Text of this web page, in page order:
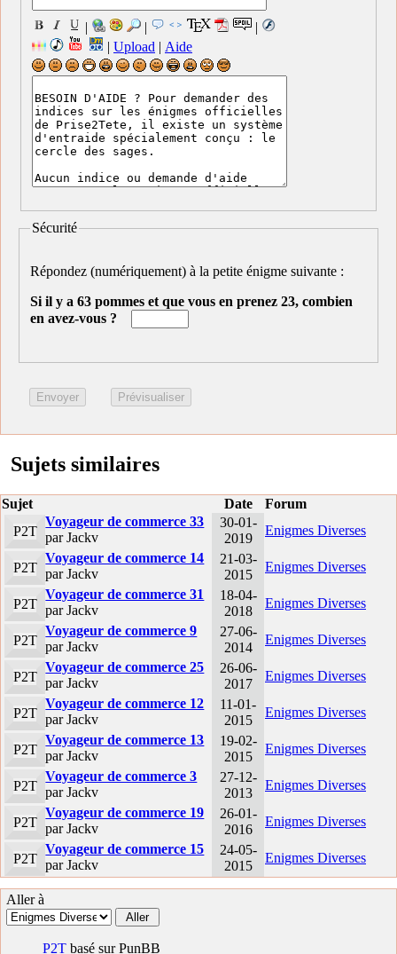
| |
|
| Upload | Aide
Sécurité
Répondez (numériquement) à la petite énigme suivante :
Si il y a 63 pommes et que vous en prenez 23, combien
en avez-vous ?
Sujets similaires
Sujet Date
Forum
P2T
Voyageur de commerce 33
par Jackv
30-01-
2019
Enigmes Diverses
P2T
Voyageur de commerce 14
par Jackv
21-03-
2015
Enigmes Diverses
P2T
Voyageur de commerce 31
par Jackv
18-04-
2018
Enigmes Diverses
P2T
Voyageur de commerce 9
par Jackv
27-06-
2014
Enigmes Diverses
P2T
Voyageur de commerce 25
par Jackv
26-06-
2017
Enigmes Diverses
P2T
Voyageur de commerce 12
par Jackv
11-01-
2015
Enigmes Diverses
P2T
Voyageur de commerce 13
par Jackv
19-02-
2015
Enigmes Diverses
P2T
Voyageur de commerce 3
par Jackv
27-12-
2013
Enigmes Diverses
P2T
Voyageur de commerce 19
par Jackv
26-01-
2016
Enigmes Diverses
P2T
Voyageur de commerce 15
par Jackv
24-05-
2015
Enigmes Diverses
Aller à
P2Tbasé sur PunBB